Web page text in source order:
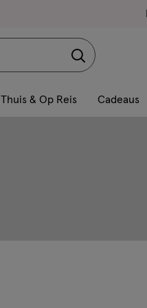
Thuis & Op Reis Cadeaus